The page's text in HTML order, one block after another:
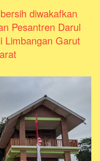
diwakafkan
Pesantren Darul
Limbangan Garut